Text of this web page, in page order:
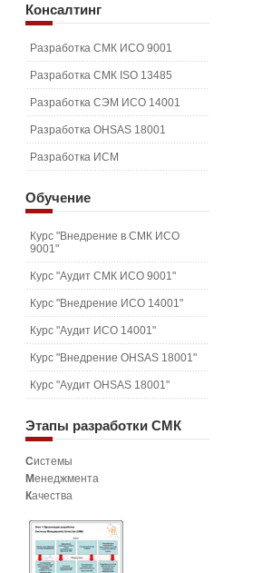
Консалтинг
Разработка СМК ИСО 9001
Разработка СМК ISO 13485
Разработка СЭМ ИСО 14001
Разработка OHSAS 18001
Разработка ИСМ
Обучение
Курс "Внедрение в СМК ИСО
9001"
Курс "Аудит СМК ИСО 9001"
Курс "Внедрение ИСО 14001"
Курс "Аудит ИСО 14001"
Курс "Внедрение OHSAS 18001"
Курс "Аудит OHSAS 18001"
Этапы разработки СМК
Системы
Менеджмента
Качества